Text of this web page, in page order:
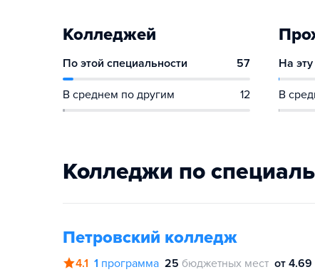
Колледжей
По этой специальности 57
В среднем по другим 12
На
В
Колледжи по
Петровский колледж
4.1 1 программа 25 бюджетных мест от 4.69